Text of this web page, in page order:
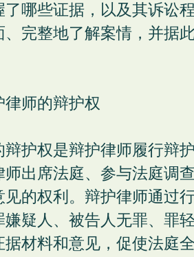
了哪些证据，以及其诉讼
、完整地了解案情，并据
律师的辩护权
辩护权是辩护律师履行辩
师出席法庭、参与法庭调
见的权利。辩护律师通过
嫌疑人、被告人无罪、罪
据材料和意见，促使法庭